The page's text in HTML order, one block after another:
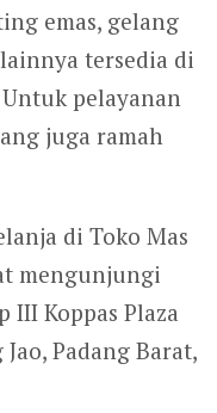
emas, gelang
tersedia di
Untuk pelayanan
juga ramah
di Toko Mas
mengunjungi
III Koppas Plaza
Padang Barat,